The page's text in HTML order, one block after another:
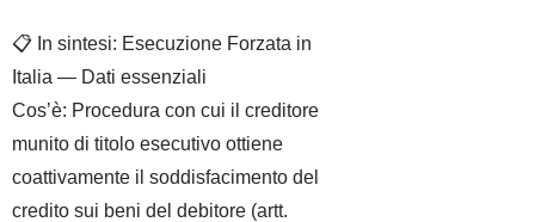
📋 In sintesi: Esecuzione Forzata in
Italia — Dati essenziali
Cos’è: Procedura con cui il creditore
munito di titolo esecutivo ottiene
coattivamente il soddisfacimento del
credito sui beni del debitore (artt.